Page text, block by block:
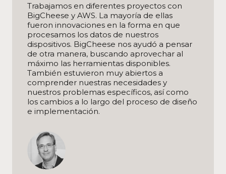
Trabajamos en diferentes proyectos con
BigCheese y AWS. La mayoría de ellas
fueron innovaciones en la forma en que
procesamos los datos de nuestros
dispositivos. BigCheese nos ayudó a pensar
de otra manera, buscando aprovechar al
máximo las herramientas disponibles.
También estuvieron muy abiertos a
comprender nuestras necesidades y
nuestros problemas específicos, así como
los cambios a lo largo del proceso de diseño
e implementación.